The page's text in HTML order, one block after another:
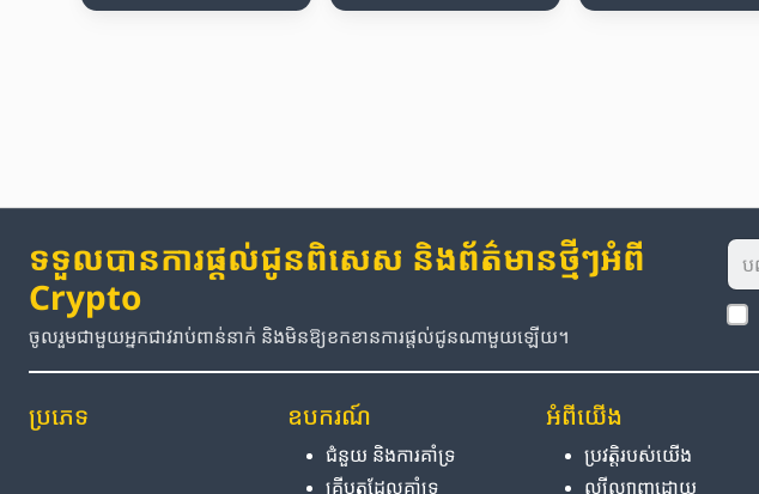
ទទួលបានការផ្តល់ជូនពិសេស និងព័ត៌មានថ្មីៗអំពី
Crypto
ចូលរួមជាមួយអ្នកជាវរាប់ពាន់នាក់ និងមិនឱ្យខកខានការផ្តល់ជូនណាមួយឡើយ។
ប្រភេទ ឧបករណ៍
ជំនួយ និង​ការ​គាំទ្រ
គ្រីបតូ​ដែល​គាំទ្រ
អំពី​យើង
ប្រវត្តិ​របស់​យើង
ល្បីល្បាញ​ដោយ